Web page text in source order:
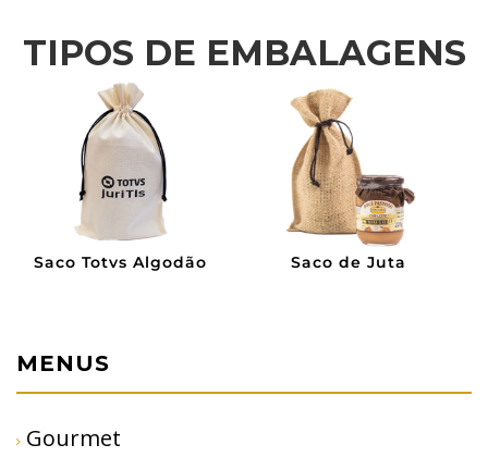
TIPOS DE EMBALAGENS
Saco Totvs Algodão Saco de Juta
MENUS
Gourmet